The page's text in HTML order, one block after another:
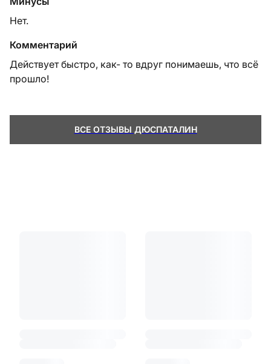
Нет.
Комментарий
Действует быстро, как- то вдруг понимаешь, что всё
прошло!
ВСЕ ОТЗЫВЫ ДЮСПАТАЛИН